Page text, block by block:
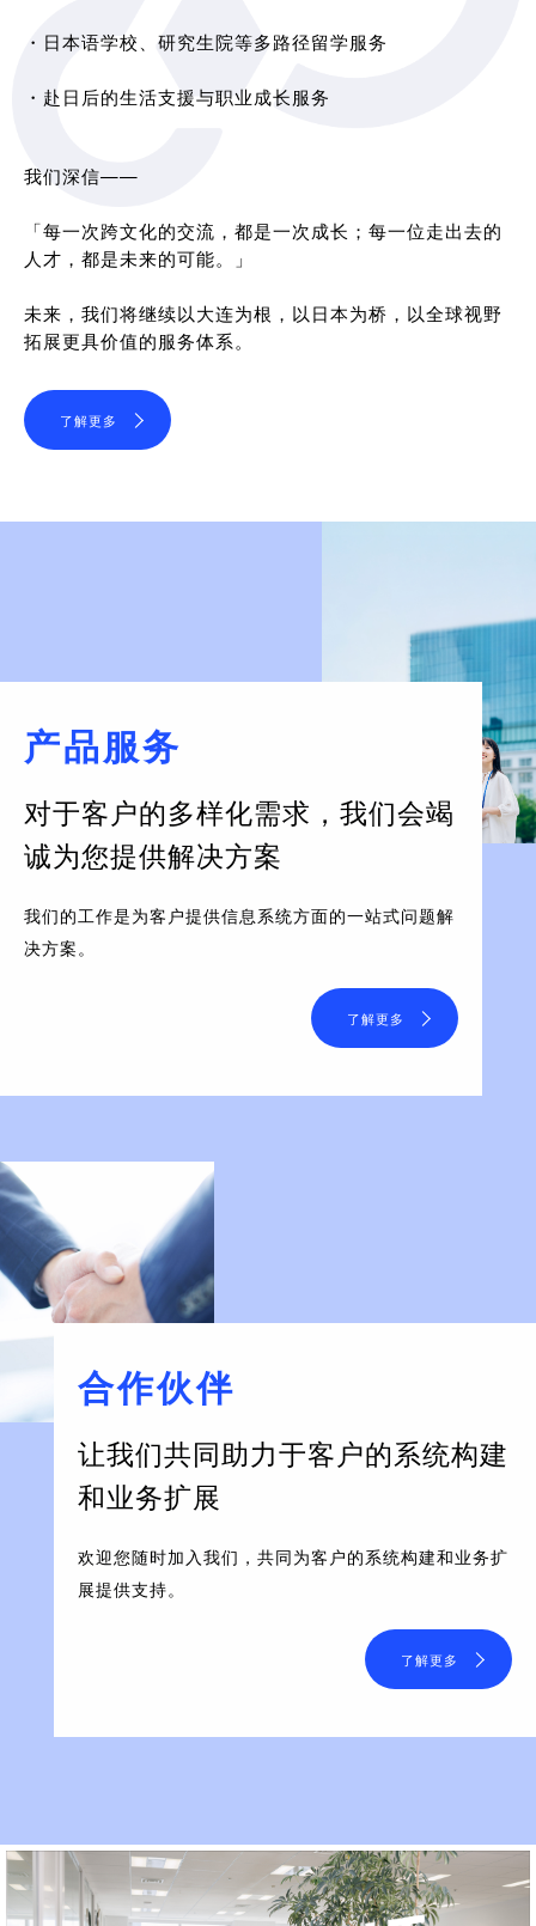
・日本语学校、研究生院等多路径留学服务
・赴日后的生活支援与职业成长服务
我们深信——
「每一次跨文化的交流，都是一次成长；每一位走出去的
人才，都是未来的可能。」
未来，我们将继续以大连为根，以日本为桥，以全球视野
拓展更具价值的服务体系。
了解更多
产品服务
对于客户的多样化需求， 我们会竭
诚为您提供解决方案
我们的工作是为客户提供信息系统方面的一站式问题解
决方案。
了解更多
合作伙伴
让我们共同助力于客户的系统构建
和业务扩展
欢迎您随时加入我们，共同为客户的系统构建和业务扩
展提供支持。
了解更多